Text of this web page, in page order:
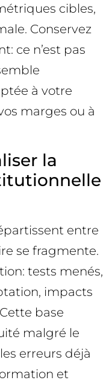
cibles,
Conservez
ce n’est pas
à votre
marges ou à
la
entre
se fragmente.
tests menés,
impacts
base
malgré le
erreurs déjà
et